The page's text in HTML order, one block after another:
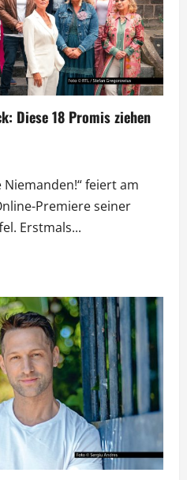
Diese 18 Promis ziehen
feiert am
Premiere seiner
Erstmals...